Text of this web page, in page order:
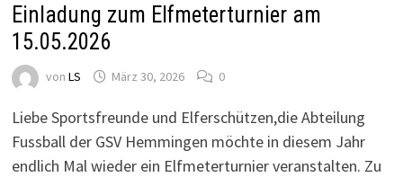
Einladung zum Elfmeterturnier am
15.05.2026
von LS März 30, 2026 0
Liebe Sportsfreunde und Elferschützen,die Abteilung
Fussball der GSV Hemmingen möchte in diesem Jahr
endlich Mal wieder ein Elfmeterturnier veranstalten. Zu